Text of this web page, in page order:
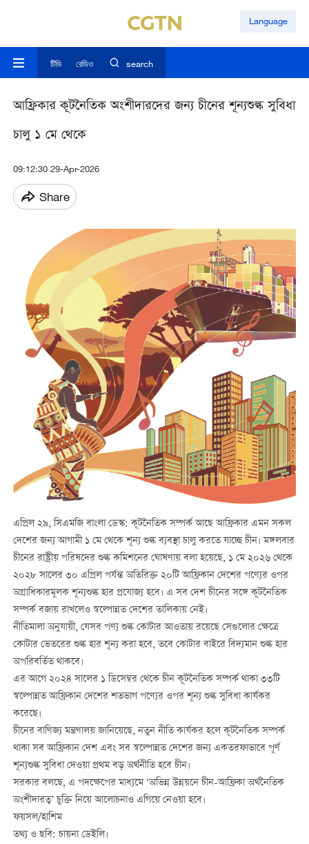
Language
টিভি রেডিও search
আফ্রিকার কূটনৈতিক অংশীদারদের জন্য চীনের শূন্যশুল্ক সুবিধা
চালু ১ মে থেকে
09:12:30 29-Apr-2026
Share
এপ্রিল ২৯, সিএমজি বাংলা ডেস্ক: কূটনৈতিক সম্পর্ক আছে আফ্রিকার এমন সকল
দেশের জন্য আগামী ১ মে থেকে শূন্য শুল্ক ব্যবস্থা চালু করতে যাচ্ছে চীন। মঙ্গলবার
চীনের রাষ্ট্রীয় পরিষদের শুল্ক কমিশনের ঘোষণায় বলা হয়েছে, ১ মে ২০২৬ থেকে
২০২৮ সালের ৩০ এপ্রিল পর্যন্ত অতিরিক্ত ২০টি আফ্রিকান দেশের পণ্যের ওপর
অগ্রাধিকারমূলক শূন্যশুল্ক হার প্রযোজ্য হবে। এ সব দেশ চীনের সঙ্গে কূটনৈতিক
সম্পর্ক বজায় রাখলেও স্বল্পোন্নত দেশের তালিকায় নেই।
নীতিমালা অনুযায়ী, যেসব পণ্য শুল্ক কোটার আওতায় রয়েছে সেগুলোর ক্ষেত্রে
কোটার ভেতরের শুল্ক হার শূন্য করা হবে, তবে কোটার বাইরে বিদ্যমান শুল্ক হার
অপরিবর্তিত থাকবে।
এর আগে ২০২৪ সালের ১ ডিসেম্বর থেকে চীন কূটনৈতিক সম্পর্ক থাকা ৩৩টি
স্বল্পোন্নত আফ্রিকান দেশের শতভাগ পণ্যের ওপর শূন্য শুল্ক সুবিধা কার্যকর
করেছে।
চীনের বাণিজ্য মন্ত্রণালয় জানিয়েছে, নতুন নীতি কার্যকর হলে কূটনৈতিক সম্পর্ক
থাকা সব আফ্রিকান দেশ এবং সব স্বল্পোন্নত দেশের জন্য একতরফাভাবে পূর্ণ
শূন্যশুল্ক সুবিধা দেওয়া প্রথম বড় অর্থনীতি হবে চীন।
সরকার বলছে, এ পদক্ষেপের মাধ্যমে ‘অভিন্ন উন্নয়নে চীন-আফ্রিকা অর্থনৈতিক
অংশীদারত্ব’ চুক্তি নিয়ে আলোচনাও এগিয়ে নেওয়া হবে।
ফয়সল/হাশিম
তথ্য ও ছবি: চায়না ডেইলি।